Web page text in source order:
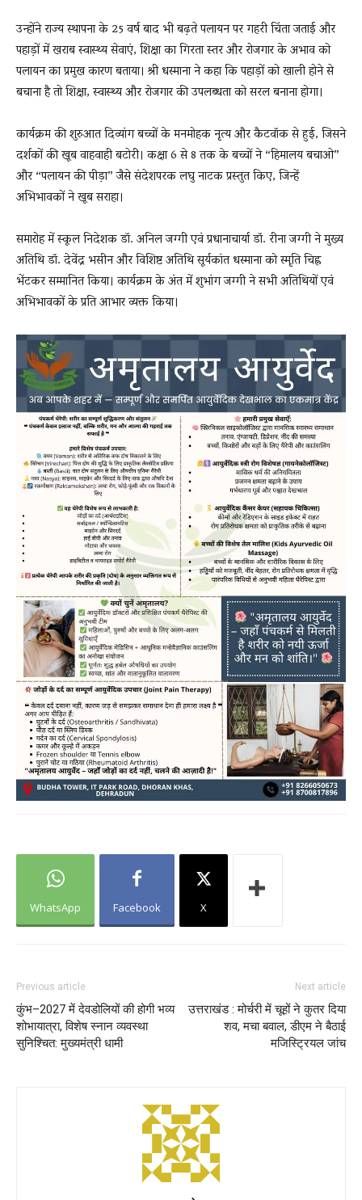
उन्होंने राज्य स्थापना के 25 वर्ष बाद भी बढ़ते पलायन पर गहरी चिंता जताई और
पहाड़ों में खराब स्वास्थ्य सेवाएं, शिक्षा का गिरता स्तर और रोजगार के अभाव को
पलायन का प्रमुख कारण बताया। श्री धस्माना ने कहा कि पहाड़ों को खाली होने से
बचाना है तो शिक्षा, स्वास्थ्य और रोजगार की उपलब्धता को सरल बनाना होगा।
कार्यक्रम की शुरुआत दिव्यांग बच्चों के मनमोहक नृत्य और कैटवॉक से हुई, जिसने
दर्शकों की खूब वाहवाही बटोरी। कक्षा 6 से 8 तक के बच्चों ने “हिमालय बचाओ”
और “पलायन की पीड़ा” जैसे संदेशपरक लघु नाटक प्रस्तुत किए, जिन्हें
अभिभावकों ने खूब सराहा।
समारोह में स्कूल निदेशक डॉ. अनिल जग्गी एवं प्रधानाचार्या डॉ. रीना जग्गी ने मुख्य
अतिथि डॉ. देवेंद्र भसीन और विशिष्ट अतिथि सूर्यकांत धस्माना को स्मृति चिह्न
भेंटकर सम्मानित किया। कार्यक्रम के अंत में शुभांग जग्गी ने सभी अतिथियों एवं
अभिभावकों के प्रति आभार व्यक्त किया।
WhatsApp Facebook X
Previous article
कुंभ–2027 में देवडोलियों की होगी भव्य
शोभायात्रा, विशेष स्नान व्यवस्था
सुनिश्चित: मुख्यमंत्री धामी
Next article
उत्तराखंड : मोर्चरी में चूहों ने कुतर दिया
शव, मचा बवाल, डीएम ने बैठाई
मजिस्ट्रियल जांच